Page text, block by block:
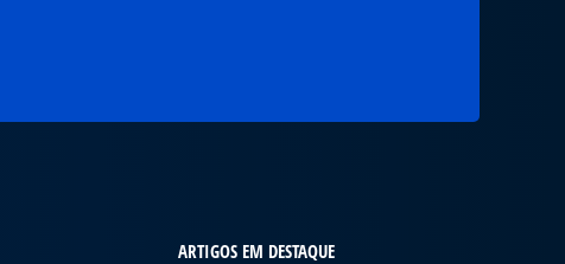
ARTIGOS EM DESTAQUE